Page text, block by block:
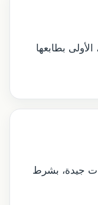
بطابعها
جيدة، بشرط